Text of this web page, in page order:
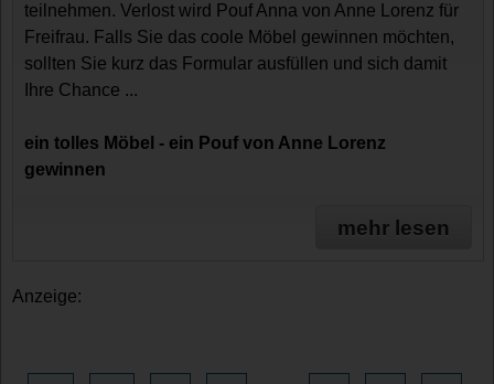
teilnehmen. Verlost wird Pouf Anna von Anne Lorenz für
Freifrau. Falls Sie das coole Möbel gewinnen möchten,
sollten Sie kurz das Formular ausfüllen und sich damit
Ihre Chance ...
ein tolles Möbel - ein Pouf von Anne Lorenz
gewinnen
mehr lesen
Anzeige: